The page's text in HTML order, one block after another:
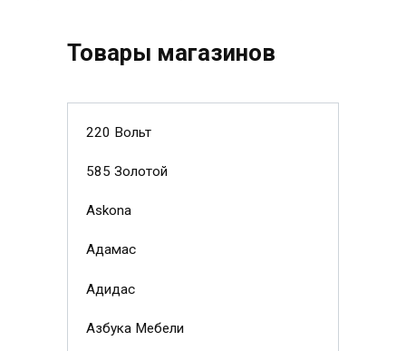
Товары магазинов
220 Вольт
585 Золотой
Askona
Адамас
Адидас
Азбука Мебели